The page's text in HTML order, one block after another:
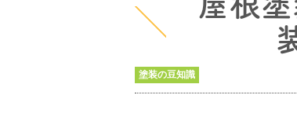
塗装の豆知識